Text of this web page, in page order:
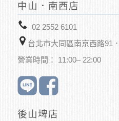
中山．南西店
02 2552 6101
台北市大同區南京西路91
營業時間： 11:00– 22:00
後山埤店